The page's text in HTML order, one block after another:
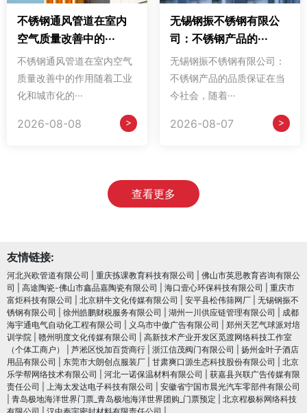
不锈钢通风管道在室内
空气质量改善中的···
不锈钢通风管道在室内空气
质量改善中的作用随着工业
化和城市化的···
2026-08-08 >
无锡钢振不锈钢有限公
司：不锈钢产品的···
无锡钢振不锈钢有限公司：
不锈钢产品的品质保证在当
今社会，随着···
2026-08-07 >
查看更多
友情链接:
河北兴欧管道有限公司 重庆拣课教育科技有限公司
佛山市英思教育咨询有限公
司
高途陶瓷-佛山市鑫品嘉陶瓷有限公司 海口壹心环保科技有限公司
重庆市
富炬科技有限公司
北京耕牛文化传媒有限公司 安平县松伟筛网厂
无锡钢振不
锈钢有限公司
徐州皓鹏财税服务有限公司 湖州一川供应链管理有限公司
成都
海宇通电气自动化工程有限公司
义乌市中傲广告有限公司
郑州天艺气球派对培
训学院
赣州明度文化传媒有限公司
高新技术产业开发区觅渡网络科技工作室
（个体工商户）
芦淞区悦加百货商行 浙江信茂阀门有限公司
扬州金叶子酒店
用品有限公司
东莞市大朗创点服装厂 甘肃爽口源生态科技股份有限公司
北京
乐学帮网络技术有限公司
河北一诺保温材料有限公司
获嘉县兴联广告传媒有限
责任公司
上海太发达电子科技有限公司
安徽省宁国市晨光汽车零部件有限公司
青岛极地海洋世界门票_青岛极地海洋世界团购_门票预定
北京程极标网络科技